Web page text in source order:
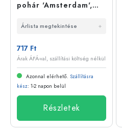
pohár 'Amsterdam',
Árlista megtekintése
717 Ft
Árak ÁFÁ-val, szállítási költség nélkül
Azonnal elérhető. Szállításra
kész: 1-2 napon belül
Részletek